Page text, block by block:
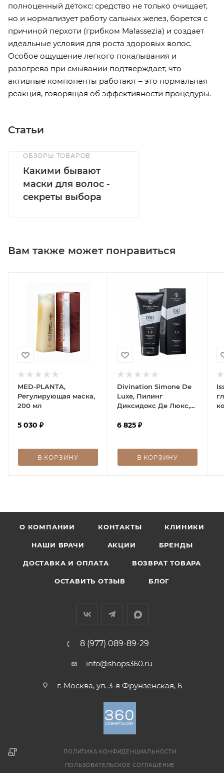
полноценный детокс: средство не только очищает,
но и нормализует работу сальных желез, борется с
причиной перхоти (грибком Malassezia) и создает
идеальные условия для роста здоровых волос.
Особое ощущение легкого покалывания и
разогрева при смывании подтверждает, что
активные компоненты работают – это нормальная
реакция, говорящая об эффективности процедуры.
Статьи
ОБЗОРЫ ТОВАРОВ
Какими бывают
маски для волос -
секреты выбора
Вам также может понравиться
MED-PLANTA,
Регулирующая маска,
200 мл
5 030 ₽
В КОРЗИНУ
Divination Simone De
Luxe, Пилинг
Диксидокс Де Люкс,
peeling, 200 мл
6 825 ₽
В КОРЗИНУ
О КОМПАНИИ КОНТАКТЫ КЛИНИКИ
НАШИ ВРАЧИ АКЦИИ БРЕНДЫ
ДОСТАВКА И ОПЛАТА ВОЗВРАТ ТОВАРА
ОСТАВИТЬ ОТЗЫВ БЛОГ
8 (977) 089-89-29
info@shops360.ru
г. Москва, ул. 3-я Фрунзенская, 6
ПОЛИТИКА КОНФИДЕНЦИАЛЬНОСТИ
ПОЛЬЗОВАТЕЛЬСКОЕ СОГЛАШЕНИЕ